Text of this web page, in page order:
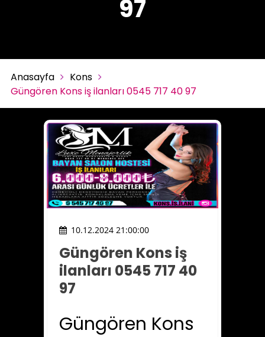
97
Anasayfa
Kons
Güngören Kons iş ilanları 0545 717 40 97
10.12.2024 21:00:00
Güngören Kons iş
ilanları 0545 717 40
97
Güngören Kons